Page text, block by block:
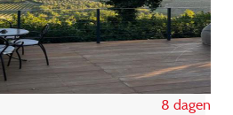
8 dagen